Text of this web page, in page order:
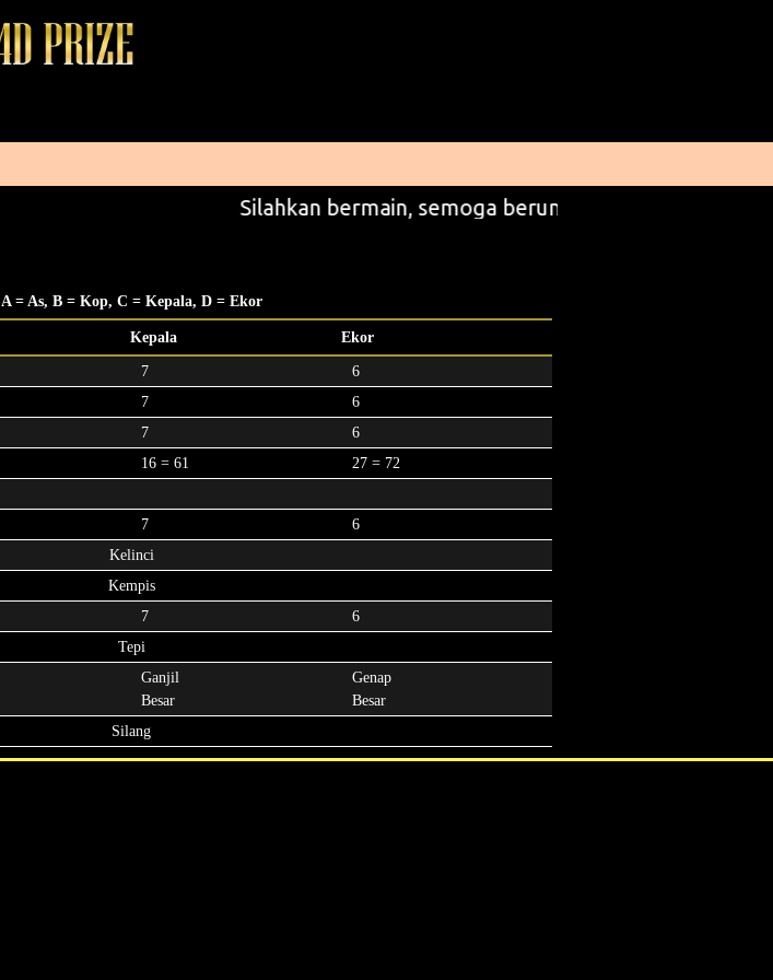
Silahkan bermain, semoga beruntung
A = As, B = Kop, C = Kepala, D = Ekor
Kepala Ekor
7
6
7
6
7
6
16 = 61
27 = 72
7
6
Kelinci
Kempis
7
6
Tepi
Ganjil
Besar
Genap
Besar
Silang